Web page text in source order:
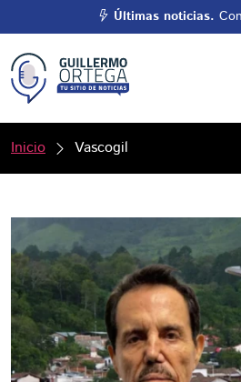
Últimas noticias.
Inicio Vascogil